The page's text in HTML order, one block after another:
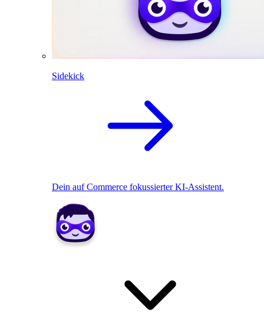
Sidekick
Dein auf Commerce fokussierter KI-Assistent.